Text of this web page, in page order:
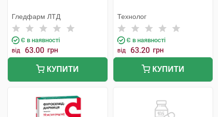
Гледфарм ЛТД
Є в наявності
від 63.00 грн
КУПИТИ
Технолог
Є в наявності
від 63.20 грн
КУПИТИ